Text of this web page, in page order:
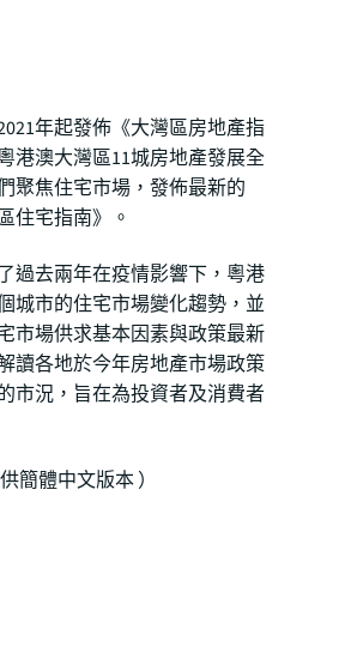
年起發佈《大灣區房地產指
港澳大灣區11城房地產發展全
聚焦住宅市場，發佈最新的
住宅指南》。
過去兩年在疫情影響下，粵港
城市的住宅市場變化趨勢，並
市場供求基本因素與政策最新
讀各地於今年房地產市場政策
市況，旨在為投資者及消費者
簡體中文版本 ）